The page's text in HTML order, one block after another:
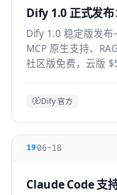
Dify 1.0 正式发
Dify 1.0 稳定版发
MCP 原生支持、
社区版免费，云版
Dify 官方
1906-18
Claude Code 支